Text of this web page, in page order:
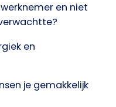
en niet
en
je gemakkelijk